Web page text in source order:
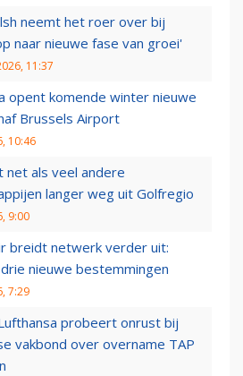
neemt het roer over bij
naar nieuwe fase van groei'
11:37
opent komende winter nieuwe
Brussels Airport
10:46
net als veel andere
langer weg uit Golfregio
9:00
breidt netwerk verder uit:
nieuwe bestemmingen
7:29
probeert onrust bij
vakbond over overname TAP